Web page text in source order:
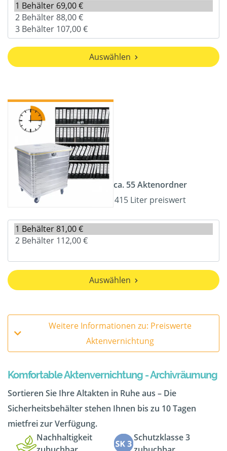
Auswählen
ca. 55 Aktenordner
415 Liter preiswert
Auswählen
Weitere Informationen zu: Preiswerte
Aktenvernichtung
Komfortable Aktenvernichtung - Archivräumung
Sortieren Sie Ihre Altakten in Ruhe aus – Die
Sicherheitsbehälter stehen Ihnen bis zu 10 Tagen
mietfrei zur Verfügung.
Nachhaltigkeit
Schutzklasse 3